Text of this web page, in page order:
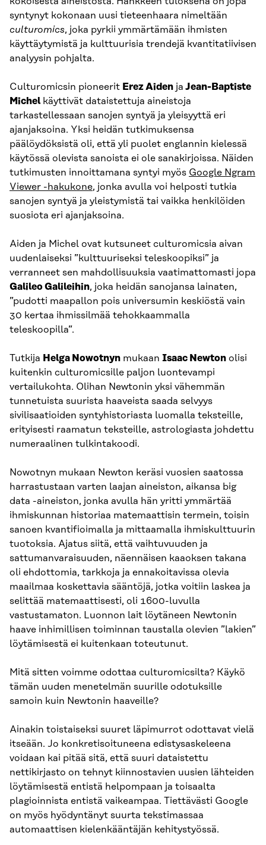
syntynyt kokonaan uusi tieteenhaara nimeltään
culturomics, joka pyrkii ymmärtämään ihmisten
käyttäytymistä ja kulttuurisia trendejä kvantitatiivisen
analyysin pohjalta.
Culturomicsin pioneerit Erez Aiden ja Jean-Baptiste
Michelkäyttivät dataistettuja aineistoja
tarkastellessaan sanojen syntyä ja yleisyyttä eri
ajanjaksoina. Yksi heidän tutkimuksensa
päälöydöksistä oli, että yli puolet englannin kielessä
käytössä olevista sanoista ei ole sanakirjoissa. Näiden
tutkimusten innoittamana syntyi myös Google Ngram
Viewer -hakukone, jonka avulla voi helposti tutkia
sanojen syntyä ja yleistymistä tai vaikka henkilöiden
suosiota eri ajanjaksoina.
Aiden ja Michel ovat kutsuneet culturomicsia aivan
uudenlaiseksi ”kulttuuriseksi teleskoopiksi” ja
verranneet sen mahdollisuuksia vaatimattomasti jopa
Galileo Galileihin, joka heidän sanojansa lainaten,
”pudotti maapallon pois universumin keskiöstä vain
30 kertaa ihmissilmää tehokkaammalla
teleskoopilla”.
Tutkija Helga Nowotnyn mukaan Isaac Newton olisi
kuitenkin culturomicsille paljon luontevampi
vertailukohta. Olihan Newtonin yksi vähemmän
tunnetuista suurista haaveista saada selvyys
sivilisaatioiden syntyhistoriasta luomalla teksteille,
erityisesti raamatun teksteille, astrologiasta johdettu
numeraalinen tulkintakoodi.
Nowotnyn mukaan Newton keräsi vuosien saatossa
harrastustaan varten laajan aineiston, aikansa big
data -aineiston, jonka avulla hän yritti ymmärtää
ihmiskunnan historiaa matemaattisin termein, toisin
sanoen kvantifioimalla ja mittaamalla ihmiskulttuurin
tuotoksia. Ajatus siitä, että vaihtuvuuden ja
sattumanvaraisuuden, näennäisen kaaoksen takana
oli ehdottomia, tarkkoja ja ennakoitavissa olevia
maailmaa koskettavia sääntöjä, jotka voitiin laskea ja
selittää matemaattisesti, oli 1600-luvulla
vastustamaton. Luonnon lait löytäneen Newtonin
haave inhimillisen toiminnan taustalla olevien ”lakien”
löytämisestä ei kuitenkaan toteutunut.
Mitä sitten voimme odottaa culturomicsilta? Käykö
tämän uuden menetelmän suurille odotuksille
samoin kuin Newtonin haaveille?
Ainakin toistaiseksi suuret läpimurrot odottavat vielä
itseään. Jo konkretisoituneena edistysaskeleena
voidaan kai pitää sitä, että suuri dataistettu
nettikirjasto on tehnyt kiinnostavien uusien lähteiden
löytämisestä entistä helpompaan ja toisaalta
plagioinnista entistä vaikeampaa. Tiettävästi Google
on myös hyödyntänyt suurta tekstimassaa
automaattisen kielenkääntäjän kehitystyössä.